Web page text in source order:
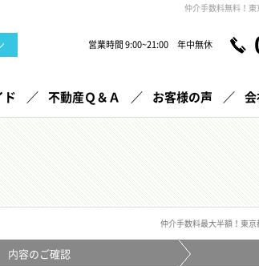
仲介手数料無料！
営業時間 9:00~21:00 年中無休
ド 不動産Ｑ＆Ａ お客様の声
仲介手数料最大半額！東
内容のご確認